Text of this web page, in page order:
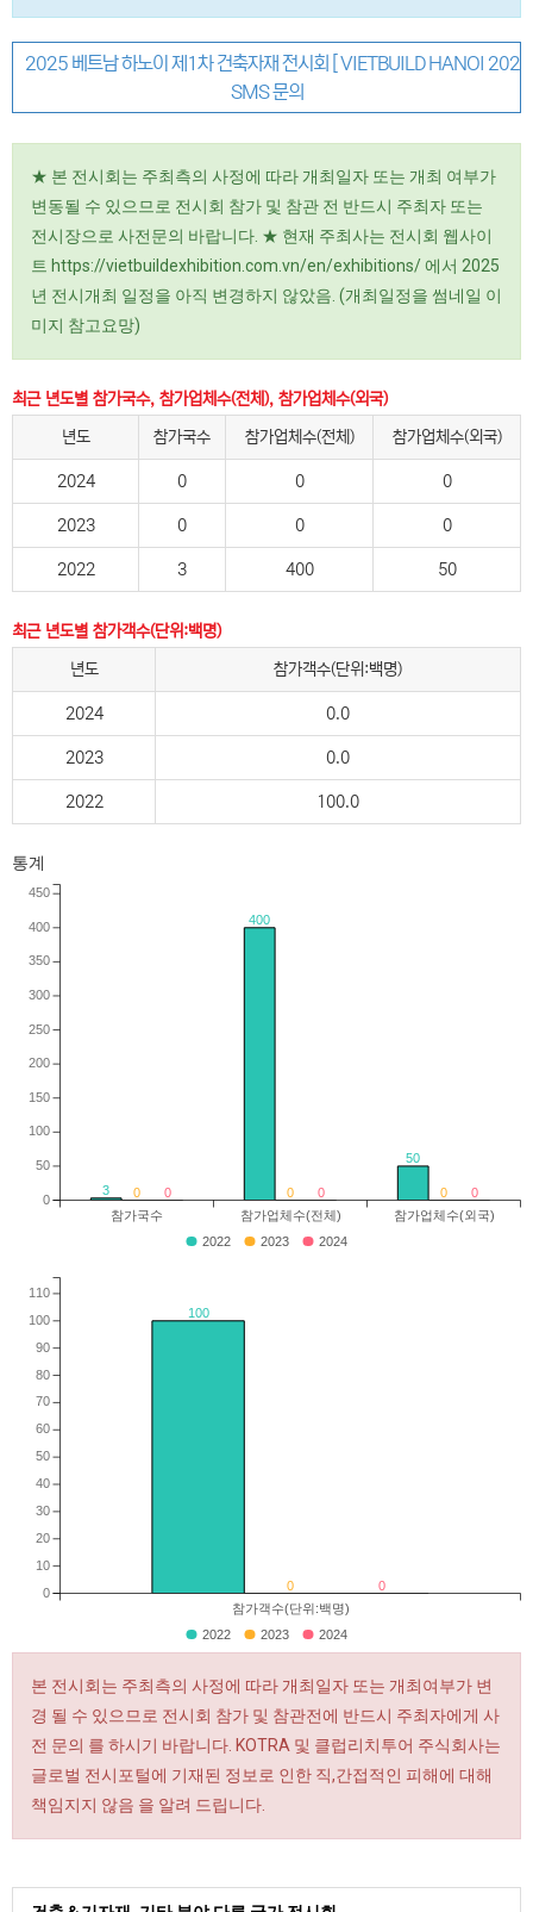
2025 베트남 하노이 제1차 건축자재 전시회 [ VIETBUILD HANOI
SMS 문의
★ 본 전시회는 주최측의 사정에 따라 개최일자 또는 개최 여부가
변동될 수 있으므로 전시회 참가 및 참관 전 반드시 주최자 또는
전시장으로 사전문의 바랍니다. ★ 현재 주최사는 전시회 웹사이
트 https://vietbuildexhibition.com.vn/en/exhibitions/ 에서 2025
년 전시개최 일정을 아직 변경하지 않았음. (개최일정을 썸네일 이
미지 참고요망)
최근 년도별 참가국수, 참가업체수(전체), 참가업체수(외국)
년도
참가국수 참가업체수(전체) 참가업체수(외국)
2024 0 0 0
2023 0 0 0
2022 3 400 50
최근 년도별 참가객수(단위:백명)
년도
참가객수(단위:백명)
2024 0.0
2023 0.0
2022 100.0
통계
3
400
50
0 0 0
0 0 0
참가국수 참가업체수(전체) 참가업체수(외국)
0
50
100
150
200
250
300
350
400
450
2022 2023 2024
100
0 0
참가객수(단위:백명)
0
10
20
30
40
50
60
70
80
90
100
110
2022 2023 2024
본 전시회는 주최측의 사정에 따라 개최일자 또는 개최여부가 변
경 될 수 있으므로 전시회 참가 및 참관전에 반드시 주최자에게 사
전 문의 를 하시기 바랍니다. KOTRA 및 클럽리치투어 주식회사는
글로벌 전시포털에 기재된 정보로 인한 직,간접적인 피해에 대해
책임지지 않음 을 알려 드립니다.